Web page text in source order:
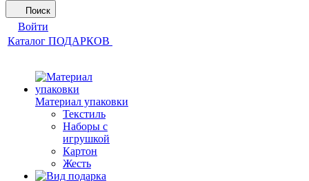
Поиск
Войти
Каталог ПОДАРКОВ
Материал упаковки
Текстиль
Наборы с
игрушкой
Картон
Жесть